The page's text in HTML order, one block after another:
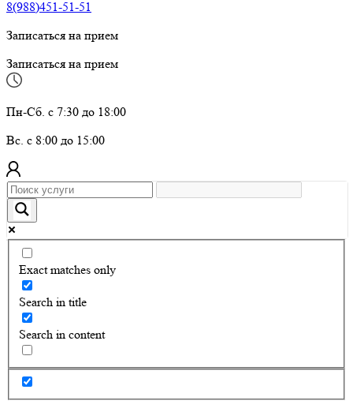
8(988)451-51-51
Записаться на прием
Записаться на прием
Пн-Сб. с 7:30 до 18:00
Вс. с 8:00 до 15:00
Exact matches only
Search in title
Search in content